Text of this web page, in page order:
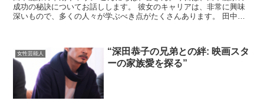
成功の秘訣についてお話しします。 彼女のキャリアは、非常に興味
深いもので、多くの人々が学ぶべき点がたくさんあります。 田中麗
女性芸能人
“深田恭子の兄弟との絆: 映画スタ
ーの家族愛を探る”